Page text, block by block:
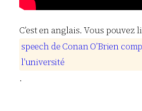
C’est en anglais. Vous pouvez
speech de ConanO’Brien com
l’université
.